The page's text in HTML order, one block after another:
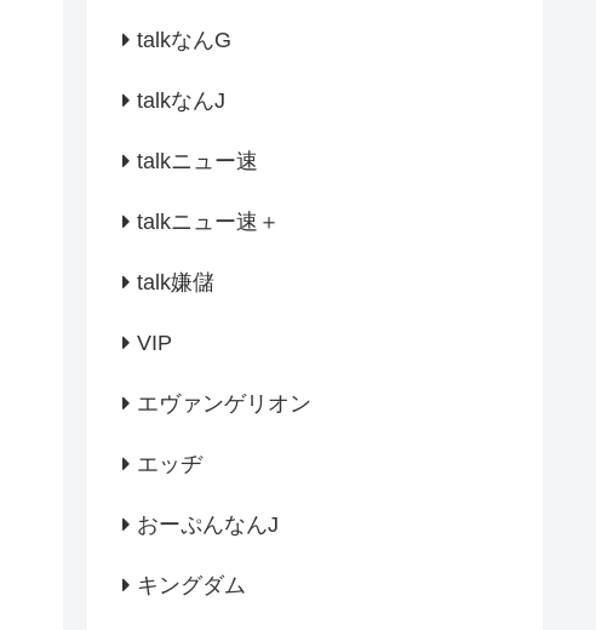
talkなんG
talkなんJ
talkニュー速
talkニュー速＋
talk嫌儲
VIP
エヴァンゲリオン
エッヂ
おーぷんなんJ
キングダム